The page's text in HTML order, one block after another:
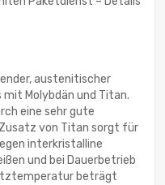
austenitischer
Molybdän und Titan.
eine sehr gute
von Titan sorgt für
interkristalline
und bei Dauerbetrieb
beträgt